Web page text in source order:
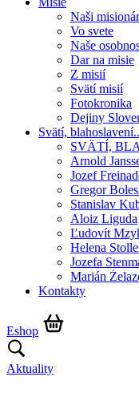
Naši
Vo svete
Naše
Dar na misie
Z misií
Svätí misií
Fotokronika
Dejiny
Svätí,
SVÄTÍ,
Arnold
Jozef
Gregor
Stanislav
Aloiz Liguda
Ľudovít
Helena
Jozefa
Marián
Kontakty
Eshop
Aktuality